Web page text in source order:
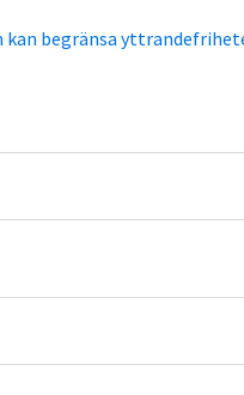
kan begränsa